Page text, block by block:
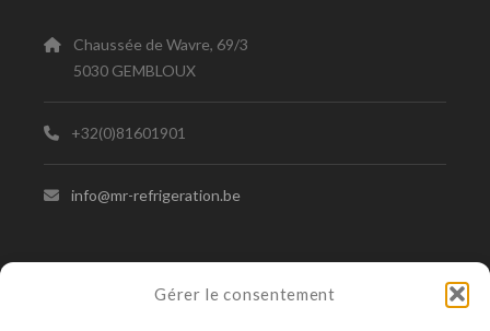
Gérer le consentement
Chaussée de Wavre, 69/3
5030 GEMBLOUX
+32(0)81601901
info@mr-refrigeration.be
MR – BRUXELLES